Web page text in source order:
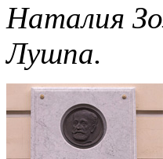
Наталия
Лушпа.